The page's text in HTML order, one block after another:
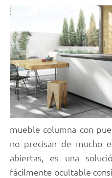
mueble columna con
no precisan de mucho
abiertas, es una
fácilmente ocultable